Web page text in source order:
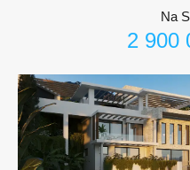
Na
2 900